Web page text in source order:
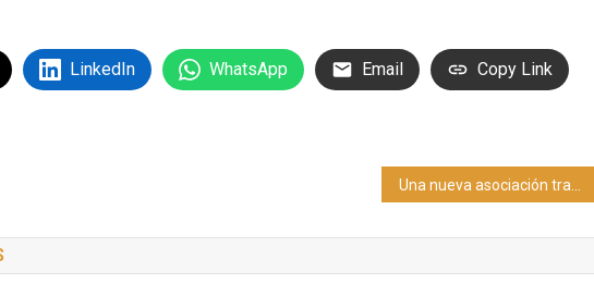
LinkedIn WhatsApp Email Copy Link